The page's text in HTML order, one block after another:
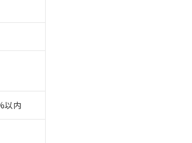
以内
第三者に漏洩または開示しないようお願いしま
いただくには、I-Webメンバーズにご登録され
リストについて、当社および当社の共同利用者
商談に必要な範囲で利用することをご了承くだ
して"
の「1.共同利用者の範囲」に記載されて
とがあります。
いし、環境に深刻な影響を及ぼさない年数を意
い。
、2および3の内容を当該第三者に通知します。
お取引先、またはお客様担当のオムロン制御
ない機種